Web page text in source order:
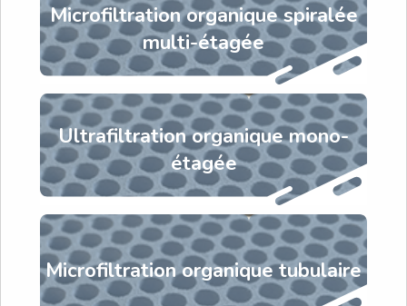
Microfiltration organique spiralée
multi-étagée
Ultrafiltration organique mono-
étagée
Microfiltration organique tubulaire